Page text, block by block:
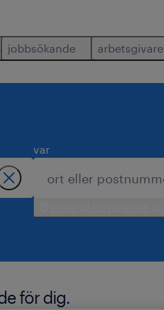
jobbsökande arbetsgivare
var
för dig.